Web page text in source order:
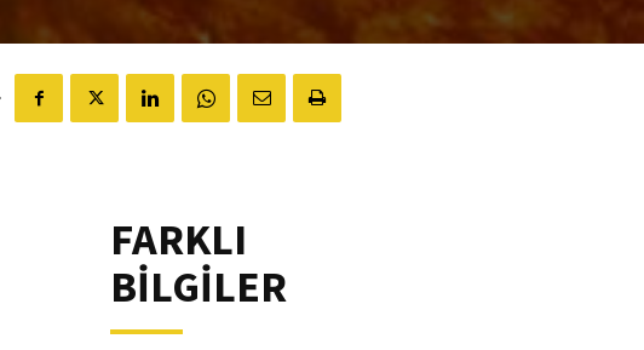
FARKLI
BİLGİLER